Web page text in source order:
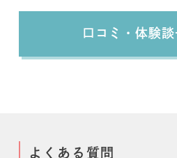
口コミ・体験
よくある質問